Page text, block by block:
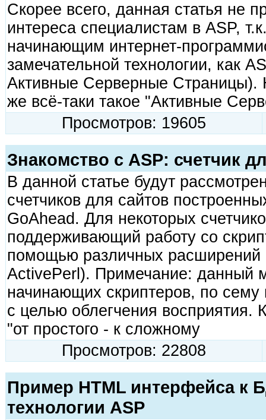
Скорее всего, данная статья не
интереса специалистам в ASP,
начинающим интернет-
замечательной технологии, как
Активные Серверные Страницы).
же всё-таки такое "Активные
Просмотров: 19605
Знакомство с ASP: счетчик
В данной статье будут
счетчиков для сайтов
GoAhead. Для некоторых
поддерживающий работу со
помощью различных расширений
ActivePerl). Примечание: данный
начинающих скриптеров, по
с целью облегчения
"от простого - к сложному
Просмотров: 22808
Пример HTML интерфейса к
технологии ASP